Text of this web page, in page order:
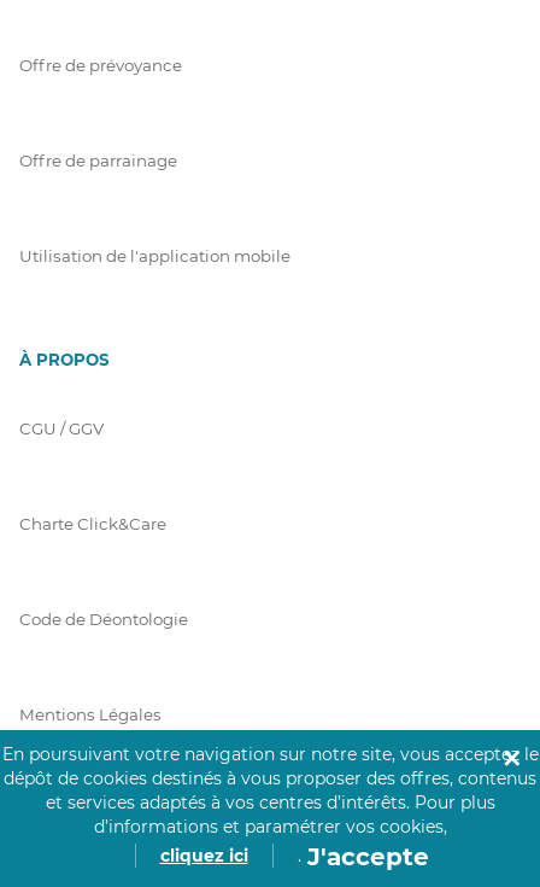
Offre de prévoyance
Offre de parrainage
Utilisation de l'application mobile
À PROPOS
CGU / GGV
Charte Click&Care
Code de Déontologie
Mentions Légales
Prérequis Click&Care
En poursuivant votre navigation sur notre site, vous acceptez le
dépôt de cookies destinés à vous proposer des offres, contenus
et services adaptés à vos centres d’intérêts. Pour plus
d’informations et paramétrer vos cookies,
cliquez ici
. J'accepte
✕